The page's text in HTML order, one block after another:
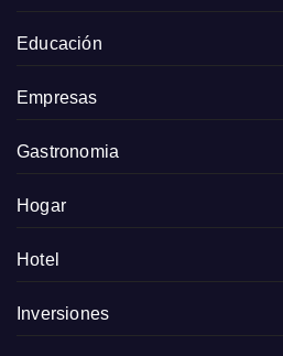
Educación
Empresas
Gastronomia
Hogar
Hotel
Inversiones